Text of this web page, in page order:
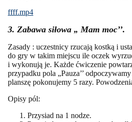
ffff.mp4
3. Zabawa siłowa „ Mam moc’’.
Zasady : uczestnicy rzucają kostką i
do gry w takim miejscu ile oczek
i wykonują je. Każde ćwiczenie
przypadku pola „Pauza’’
planszę pokonujemy 5 razy.
Opisy pól:
Przysiad na 1 nodze.